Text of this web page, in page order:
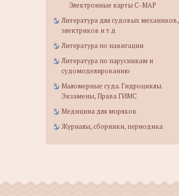
Электронные карты C-MAP
Литература для судовых механиков,
электриков и т.д
Литература по навигации
Литература по парусникам и
судомоделированию
Маломерные суда. Гидроциклы.
Экзамены, Права ГИМС
Медицина для моряков
Журналы, сборники, периодика